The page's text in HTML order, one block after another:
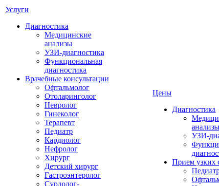
Услуги
Диагностика
Медицинские
анализы
УЗИ-диагностика
Функциональная
диагностика
Врачебные консультации
Офтальмолог
Отоларинголог
Невролог
Гинеколог
Терапевт
Педиатр
Кардиолог
Нефролог
Хирург
Детский хирург
Гастроэнтеролог
Сурдолог-
Цены
Диагностика
анализы
УЗИ-
Прием узких